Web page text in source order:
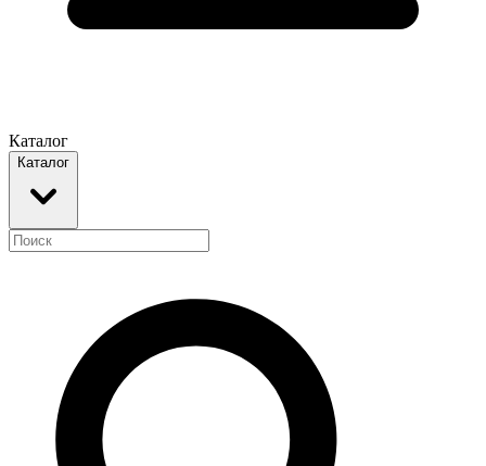
Каталог
Каталог